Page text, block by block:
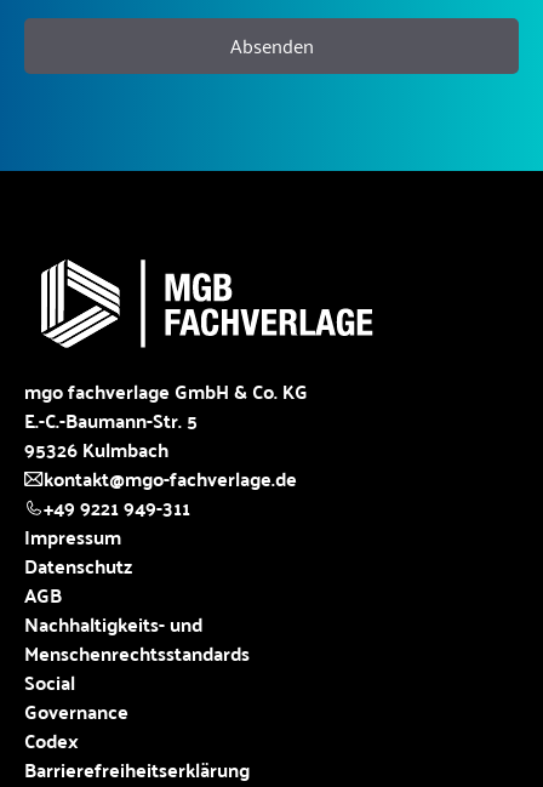
Absenden
mgo fachverlage GmbH & Co. KG
E.-C.-Baumann-Str. 5
95326 Kulmbach
kontakt@mgo-fachverlage.de
+49 9221 949-311
Impressum
Datenschutz
AGB
Nachhaltigkeits- und
Menschenrechtsstandards
Social
Governance
Codex
Barrierefreiheitserklärung